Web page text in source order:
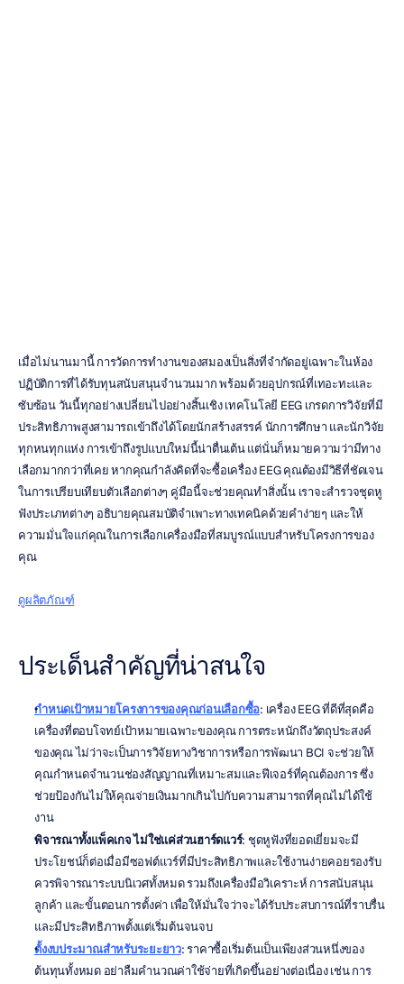
เมื่อไม่นานมานี้ การวัดการทำงานของสมองเป็นสิ่งที่จำกัดอยู่เฉพาะในห้อง
ปฏิบัติการที่ได้รับทุนสนับสนุนจำนวนมาก พร้อมด้วยอุปกรณ์ที่เทอะทะและ
ซับซ้อน วันนี้ทุกอย่างเปลี่ยนไปอย่างสิ้นเชิง เทคโนโลยี EEG เกรดการวิจัยที่มี
ประสิทธิภาพสูงสามารถเข้าถึงได้โดยนักสร้างสรรค์ นักการศึกษา และนักวิจัย
ทุกหนทุกแห่ง การเข้าถึงรูปแบบใหม่นี้น่าตื่นเต้น แต่นั่นก็หมายความว่ามีทาง
เลือกมากกว่าที่เคย หากคุณกำลังคิดที่จะซื้อเครื่อง EEG คุณต้องมีวิธีที่ชัดเจน
ในการเปรียบเทียบตัวเลือกต่างๆ คู่มือนี้จะช่วยคุณทำสิ่งนั้น เราจะสำรวจชุดหู
ฟังประเภทต่างๆ อธิบายคุณสมบัติจำเพาะทางเทคนิคด้วยคำง่ายๆ และให้
ความมั่นใจแก่คุณในการเลือกเครื่องมือที่สมบูรณ์แบบสำหรับโครงการของ
คุณ
ดูผลิตภัณฑ์
ประเด็นสำคัญที่น่าสนใจ
กำหนดเป้าหมายโครงการของคุณก่อนเลือกซื้อ: เครื่อง EEG ที่ดีที่สุดคือ
เครื่องที่ตอบโจทย์เป้าหมายเฉพาะของคุณ การตระหนักถึงวัตถุประสงค์
ของคุณ ไม่ว่าจะเป็นการวิจัยทางวิชาการหรือการพัฒนา BCI จะช่วยให้
คุณกำหนดจำนวนช่องสัญญาณที่เหมาะสมและฟีเจอร์ที่คุณต้องการ ซึ่ง
ช่วยป้องกันไม่ให้คุณจ่ายเงินมากเกินไปกับความสามารถที่คุณไม่ได้ใช้
งาน
พิจารณาทั้งแพ็คเกจ ไม่ใช่แค่ส่วนฮาร์ดแวร์: ชุดหูฟังที่ยอดเยี่ยมจะมี
ประโยชน์ก็ต่อเมื่อมีซอฟต์แวร์ที่มีประสิทธิภาพและใช้งานง่ายคอยรองรับ
ควรพิจารณาระบบนิเวศทั้งหมด รวมถึงเครื่องมือวิเคราะห์ การสนับสนุน
ลูกค้า และขั้นตอนการตั้งค่า เพื่อให้มั่นใจว่าจะได้รับประสบการณ์ที่ราบรื่น
และมีประสิทธิภาพตั้งแต่เริ่มต้นจนจบ
ตั้งงบประมาณสำหรับระยะยาว: ราคาซื้อเริ่มต้นเป็นเพียงส่วนหนึ่งของ
ต้นทุนทั้งหมด อย่าลืมคำนวณค่าใช้จ่ายที่เกิดขึ้นอย่างต่อเนื่อง เช่น การ